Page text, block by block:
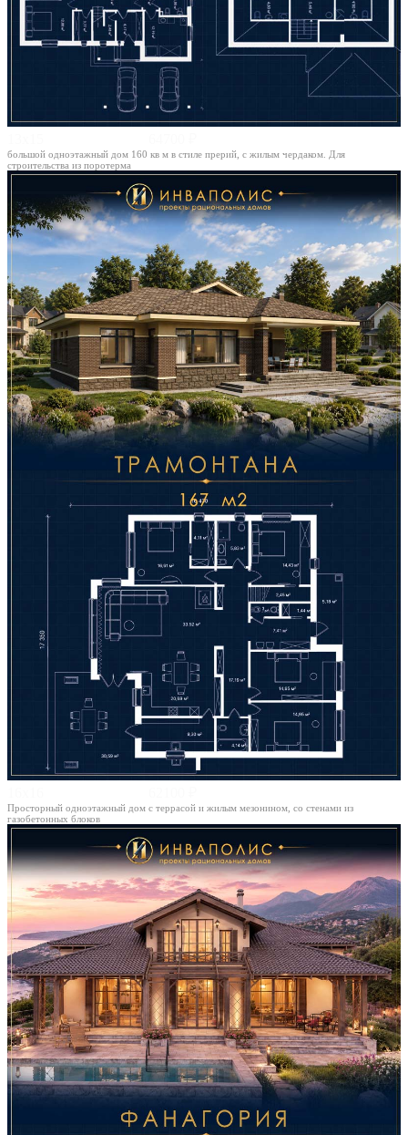
большой одноэтажный дом 160 кв м в стиле прерий, с жилым чердаком. Для
строительства из поротерма
Просторный одноэтажный дом с террасой и жилым мезонином, со стенами из
газобетонных блоков